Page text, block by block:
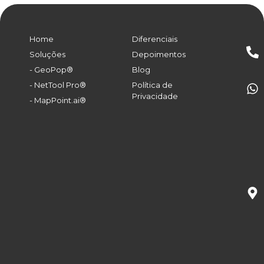
Home
Soluções
- GeoPop®
- NetTool Pro®
- MapPoint.ai®
Diferenciais
Depoimentos
Blog
Política de
Privacidade